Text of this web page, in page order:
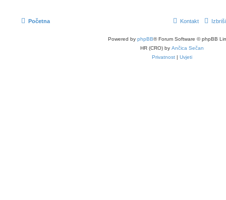
Početna Kontakt
Powered by phpBB® Forum Software © phpBB
HR (CRO) by Ančica Sečan
Privatnost| Uvjeti